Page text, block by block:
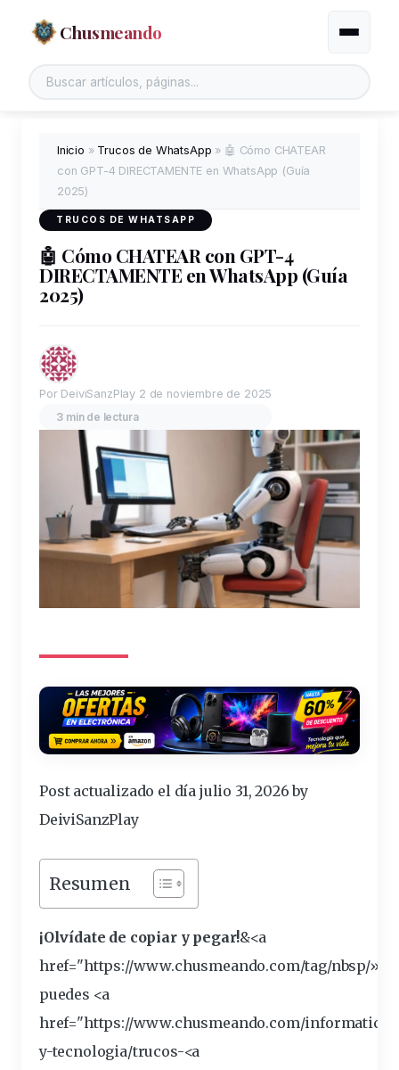
Chusmeando Alternar
Inicio » Trucos de WhatsApp » 🤖 Cómo CHATEAR
con GPT-4 DIRECTAMENTE en WhatsApp (Guía
2025)
TRUCOS DE WHATSAPP
🤖 Cómo CHATEAR con GPT-4
DIRECTAMENTE en WhatsApp (Guía
2025)
Por DeiviSanzPlay 2 de noviembre de 2025
3 min de lectura
Post actualizado el día julio 31, 2026 by
DeiviSanzPlay
Resumen
¡Olvídate de copiar y pegar!&<a
href="https://www.chusmeando.com/tag/nbsp/
puedes <a
href="https://www.chusmeando.com/informatica-
y-tecnologia/trucos-<a